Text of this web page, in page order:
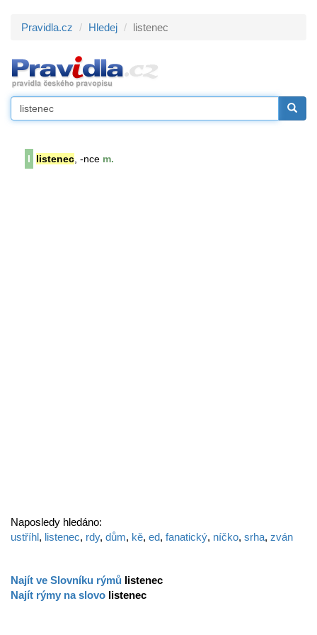
Pravidla.cz Hledej listenec
l listenec , -nce m.
Naposledy hledáno:
ustříhl, listenec, rdy, dům, kě, ed, fanatický, níčko, srha, zván
Najít ve Slovníku rýmů listenec
Najít rýmy na slovo listenec